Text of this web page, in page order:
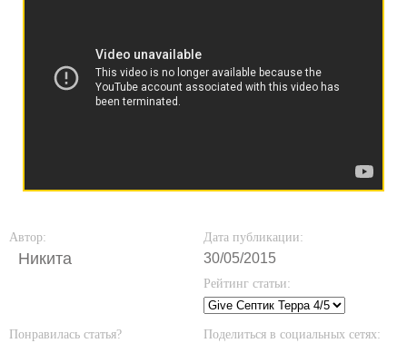
Автор:
Никита
Дата публикации:
30/05/2015
Рейтинг статьи:
Понравилась статья? Поделиться в социальных сетях: